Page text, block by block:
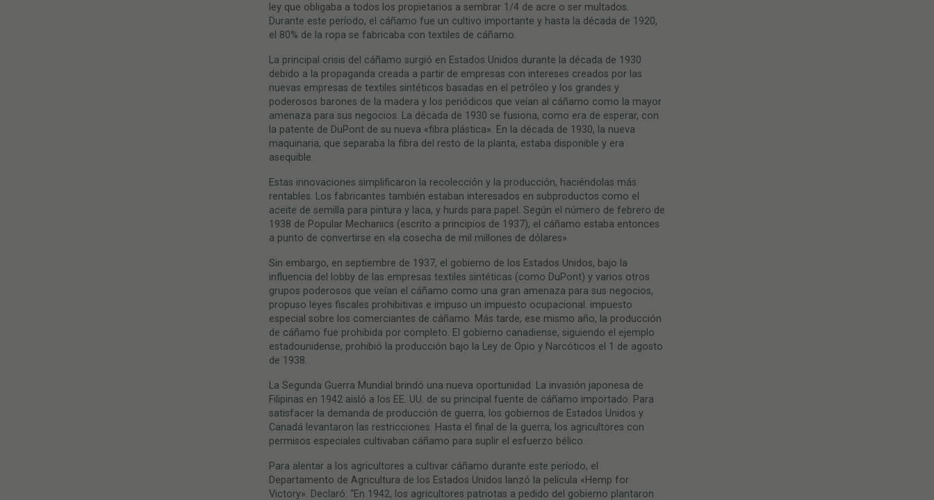
ley que obligaba a todos los propietarios a sembrar 1/4 de acre o ser multados.
Durante este período, el cáñamo fue un cultivo importante y hasta la década de 1920,
el 80% de la ropa se fabricaba con textiles de cáñamo.
La principal crisis del cáñamo surgió en Estados Unidos durante la década de 1930
debido a la propaganda creada a partir de empresas con intereses creados por las
nuevas empresas de textiles sintéticos basadas en el petróleo y los grandes y
poderosos barones de la madera y los periódicos que veían al cáñamo como la mayor
amenaza para sus negocios. La década de 1930 se fusiona, como era de esperar, con
la patente de DuPont de su nueva «fibra plástica». En la década de 1930, la nueva
maquinaria, que separaba la fibra del resto de la planta, estaba disponible y era
asequible.
Estas innovaciones simplificaron la recolección y la producción, haciéndolas más
rentables. Los fabricantes también estaban interesados ​​en subproductos como el
aceite de semilla para pintura y laca, y hurds para papel. Según el número de febrero de
1938 de Popular Mechanics (escrito a principios de 1937), el cáñamo estaba entonces
a punto de convertirse en «la cosecha de mil millones de dólares».
Sin embargo, en septiembre de 1937, el gobierno de los Estados Unidos, bajo la
influencia del lobby de las empresas textiles sintéticas (como DuPont) y varios otros
grupos poderosos que veían el cáñamo como una gran amenaza para sus negocios,
propuso leyes fiscales prohibitivas e impuso un impuesto ocupacional. impuesto
especial sobre los comerciantes de cáñamo. Más tarde, ese mismo año, la producción
de cáñamo fue prohibida por completo. El gobierno canadiense, siguiendo el ejemplo
estadounidense, prohibió la producción bajo la Ley de Opio y Narcóticos el 1 de agosto
de 1938.
La Segunda Guerra Mundial brindó una nueva oportunidad. La invasión japonesa de
Filipinas en 1942 aisló a los EE. UU. de su principal fuente de cáñamo importado. Para
satisfacer la demanda de producción de guerra, los gobiernos de Estados Unidos y
Canadá levantaron las restricciones. Hasta el final de la guerra, los agricultores con
permisos especiales cultivaban cáñamo para suplir el esfuerzo bélico.
Para alentar a los agricultores a cultivar cáñamo durante este período, el
Departamento de Agricultura de los Estados Unidos lanzó la película «Hemp for
Victory». Declaró: “En 1942, los agricultores patriotas a pedido del gobierno plantaron